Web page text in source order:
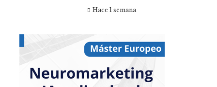
Hace 1 semana